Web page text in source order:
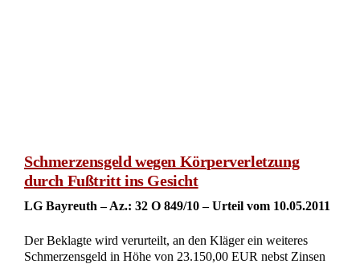
Schmerzensgeld wegen Körperverletzung
durch Fußtritt ins Gesicht
LG Bayreuth – Az.: 32 O 849/10 – Urteil vom 10.05.2011
Der Beklagte wird verurteilt, an den Kläger ein weiteres
Schmerzensgeld in Höhe von 23.150,00 EUR nebst Zinsen